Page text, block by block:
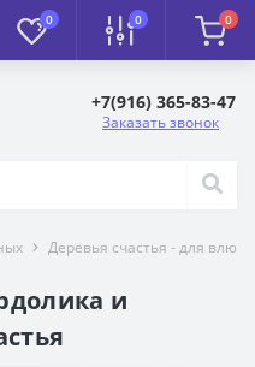
0 0 0
+7(916) 365-83-47
Заказать звонок
Деревья счастья - для
и